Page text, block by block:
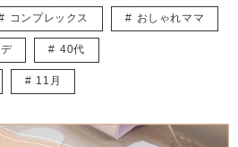
の資格持っています。
楽しめるような記事をお届けできたらと
コンプレックス おしゃれママ
40代
11月